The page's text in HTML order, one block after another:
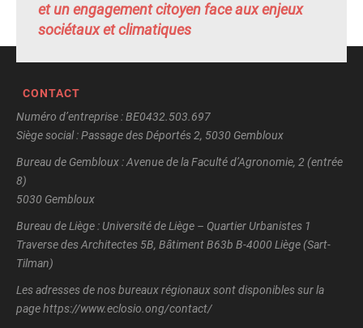
et un engagement citoyen face aux enjeux
sociétaux et climatiques
CONTACT
Numéro d’entreprise : BE0432.503.697
Siège social : Passage des Déportés 2, 5030 Gembloux
Bureau de Gembloux : Avenue de la Faculté d’Agronomie, 2 (entrée
8)
5030 Gembloux
Bureau de Liège : Université de Liège – Quartier Urbanistes 1
Traverse des Architectes 5B, Bâtiment B63b B-4000 Liège (Sart-
Tilman)
Les adresses de nos bureaux régionaux sont disponibles sur la
page https://www.eclosio.ong/contact/